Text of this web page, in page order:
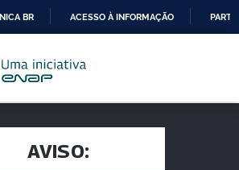
PARA
CONTEÚDO
BR ACESSO À INFORMAÇÃO
AVISO: